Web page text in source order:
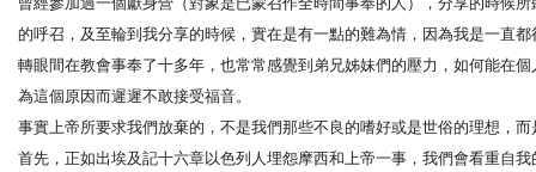
的呼召，及至輪到我分享的時候，實在是有一點的難為情，因為我是一直
轉眼間在教會事奉了十多年，也常常感覺到弟兄姊妹們的壓力，如何能在
為這個原因而遲遲不敢接受福音。
事實上帝所要求我們放棄的，不是我們那些不良的嗜好或是世俗的理想，
首先，正如出埃及記十六章以色列人埋怨摩西和上帝一事，我們會看重自